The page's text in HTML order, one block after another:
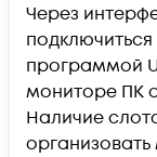
Через
программой
мониторе ПК
Наличие